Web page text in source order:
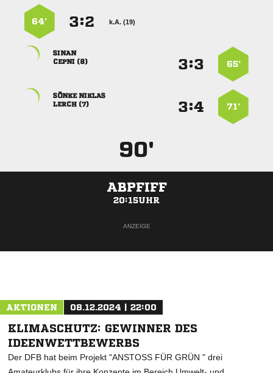
k.A. (19)
:
64’
65’
:

 
71’
:
 
 
90'
ABPFIFF
20:15UHR
ANZEIGE
AKTIONEN 08.12.2024 | 22:00
KLIMASCHUTZ: GEWINNER DES
IDEENWETTBEWERBS
Der DFB hat beim Projekt "ANSTOSS FÜR GRÜN " drei